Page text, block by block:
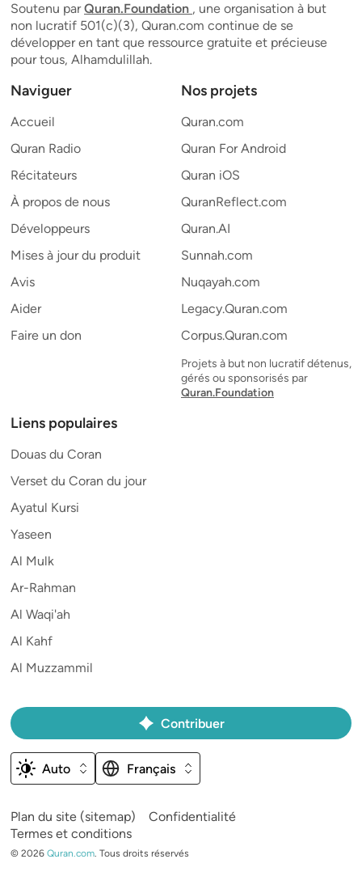
Soutenu parQuran.Foundation , une organisation à but
non lucratif 501(c)(3), Quran.com continue de se
développer en tant que ressource gratuite et précieuse
pour tous, Alhamdulillah.
Naviguer
Accueil
Quran Radio
Récitateurs
À propos de nous
Développeurs
Mises à jour du produit
Avis
Aider
Faire un don
Nos projets
Quran.com
Quran For Android
Quran iOS
QuranReflect.com
Quran.AI
Sunnah.com
Nuqayah.com
Legacy.Quran.com
Corpus.Quran.com
Projets à but non lucratif détenus,
gérés ou sponsorisés par
Quran.Foundation
Liens populaires
Douas du Coran
Verset du Coran du jour
Ayatul Kursi
Yaseen
Al Mulk
Ar-Rahman
Al Waqi'ah
Al Kahf
Al Muzzammil
Plan du site (sitemap)
Confidentialité
Termes et conditions
© 2026 Quran.com. Tous droits réservés
Contribuer
Auto Français